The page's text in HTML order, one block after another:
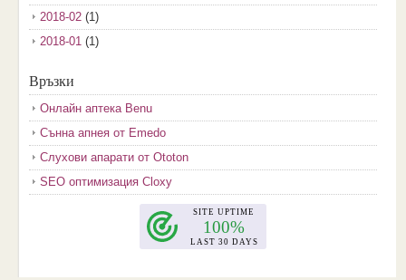
2018-02(1)
2018-01 (1)
2017-11
2017-10(3)
2017-08(3)
2017-07(1)
2017-06(2)
Връзки
Онлайн аптека Benu
Сънна апнея от Emedo
Слухови апарати от Ototon
SEO оптимизация Cloxy